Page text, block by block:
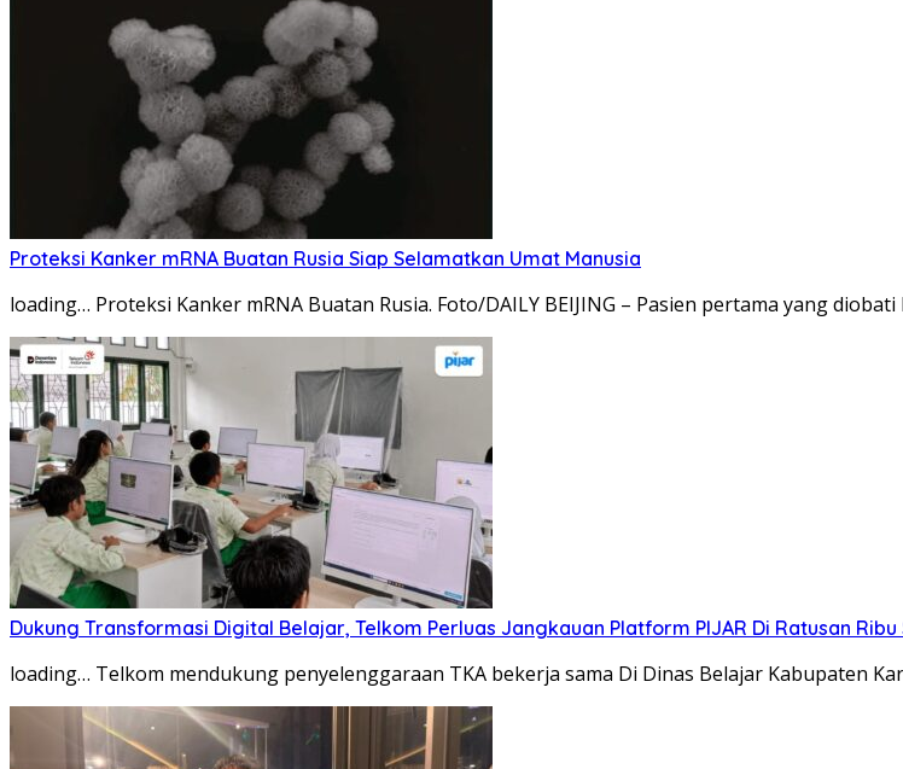
Proteksi Kanker mRNA Buatan Rusia Siap Selamatkan Umat Manusia
loading… Proteksi Kanker mRNA Buatan Rusia. Foto/DAILY BEIJING – Pasien pertama yang
Dukung Transformasi Digital Belajar, Telkom Perluas Jangkauan Platform PIJAR Di Ratusan Ribu
loading… Telkom mendukung penyelenggaraan TKA bekerja sama Di Dinas Belajar Kabupaten